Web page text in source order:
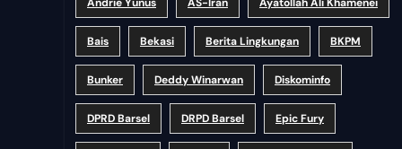
Bais Bekasi Berita Lingkungan BKPM
Bunker Deddy Winarwan Diskominfo
DPRD Barsel DRPD Barsel Epic Fury